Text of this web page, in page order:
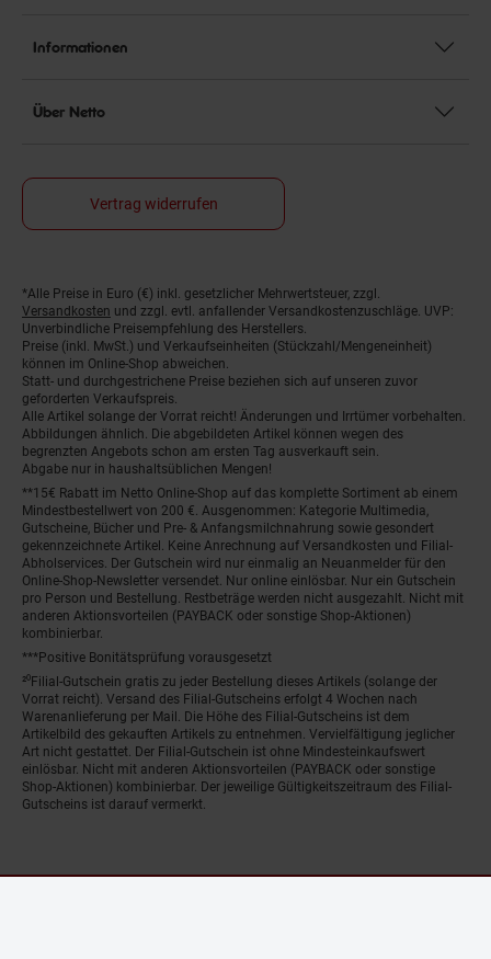
Informationen
Über Netto
Vertrag widerrufen
Fußnoten
*Alle Preise in Euro (€) inkl. gesetzlicher Mehrwertsteuer, zzgl.
Versandkosten und zzgl. evtl. anfallender Versandkostenzuschläge. UVP:
Unverbindliche Preisempfehlung des Herstellers.
Preise (inkl. MwSt.) und Verkaufseinheiten (Stückzahl/Mengeneinheit)
können im Online-Shop abweichen.
Statt- und durchgestrichene Preise beziehen sich auf unseren zuvor
geforderten Verkaufspreis.
Alle Artikel solange der Vorrat reicht! Änderungen und Irrtümer vorbehalten.
Abbildungen ähnlich. Die abgebildeten Artikel können wegen des
begrenzten Angebots schon am ersten Tag ausverkauft sein.
Abgabe nur in haushaltsüblichen Mengen!
**15€ Rabatt im Netto Online-Shop auf das komplette Sortiment ab einem
Mindestbestellwert von 200 €. Ausgenommen: Kategorie Multimedia,
Gutscheine, Bücher und Pre- & Anfangsmilchnahrung sowie gesondert
gekennzeichnete Artikel. Keine Anrechnung auf Versandkosten und Filial-
Abholservices. Der Gutschein wird nur einmalig an Neuanmelder für den
Online-Shop-Newsletter versendet. Nur online einlösbar. Nur ein Gutschein
pro Person und Bestellung. Restbeträge werden nicht ausgezahlt. Nicht mit
anderen Aktionsvorteilen (PAYBACK oder sonstige Shop-Aktionen)
kombinierbar.
***Positive Bonitätsprüfung vorausgesetzt
²⁰Filial-Gutschein gratis zu jeder Bestellung dieses Artikels (solange der
Vorrat reicht). Versand des Filial-Gutscheins erfolgt 4 Wochen nach
Warenanlieferung per Mail. Die Höhe des Filial-Gutscheins ist dem
Artikelbild des gekauften Artikels zu entnehmen. Vervielfältigung jeglicher
Art nicht gestattet. Der Filial-Gutschein ist ohne Mindesteinkaufswert
einlösbar. Nicht mit anderen Aktionsvorteilen (PAYBACK oder sonstige
Shop-Aktionen) kombinierbar. Der jeweilige Gültigkeitszeitraum des Filial-
Gutscheins ist darauf vermerkt.